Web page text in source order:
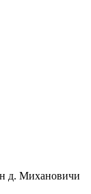
д. Михановичи